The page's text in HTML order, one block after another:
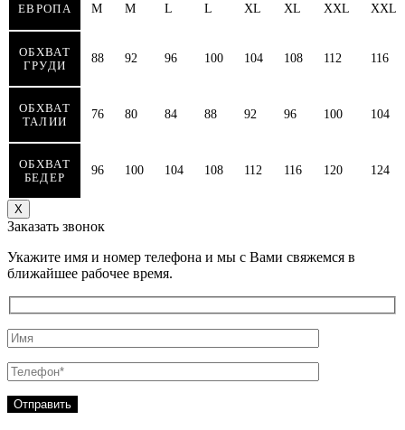
ЕВРОПА M M L L XL XL XXL XXL
ОБХВАТ
ГРУДИ
88 92 96 100 104 108 112 116
ОБХВАТ
ТАЛИИ
76 80 84 88 92 96 100 104
ОБХВАТ
БЕДЕР
96 100 104 108 112 116 120 124
Х
Заказать звонок
Укажите имя и номер телефона и мы с Вами свяжемся в
ближайшее рабочее время.